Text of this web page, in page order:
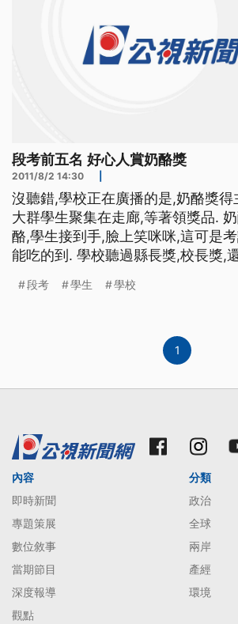
段考前五名 好心人賞奶酪獎
2011/8/2 14:30
沒聽錯,學校正在廣播的是,奶酪獎得
大群學生聚集在走廊,等著領獎品.
酪,學生接到手,臉上笑咪咪,這可是
能吃的到. 學校聽過縣長獎,校長獎,
因為經常看到貧窮孩子,望著餐廳用
段考 學生 學校
1
內容
即時新聞
專題策展
數位敘事
當期節目
深度報導
觀點
分類
政治
全球
兩岸
產經
環境